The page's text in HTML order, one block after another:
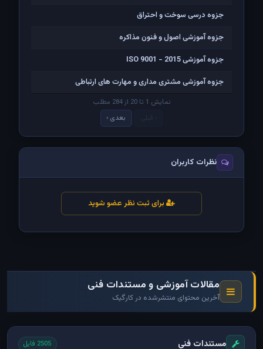
جزوه درسی سوخت و احتراق
جزوه آموزشی اصول و فنون مذاکره
جزوه آموزشی ISO 9001 - 2015
جزوه آموزشی مشتری مداری و مهارت های ارتباطی
نمایش 1 تا 20 از 284 مطلب
بعدی ›
نظرات کاربران
برای ثبت نظر عضو شوید
مقالات آموزشی و مستندات فنی
آخرین محتوای منتشرشده در کارگیک
مستندات فنی 2505 فایل